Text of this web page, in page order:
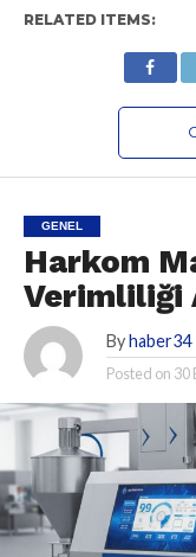
RELATED ITEMS:
GENEL
Harkom
Verimliliği
By haber34
Posted on 30